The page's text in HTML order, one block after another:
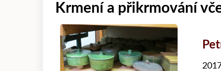
Krmení a přikrmování